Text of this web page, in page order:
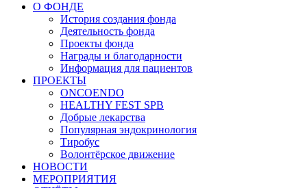
О ФОНДЕ
История создания фонда
Деятельность фонда
Проекты фонда
Награды и благодарности
Информация для пациентов
ПРОЕКТЫ
ONCOENDO
HEALTHY FEST SPB
Добрые лекарства
Популярная эндокринология
Тиробус
Волонтёрское движение
НОВОСТИ
МЕРОПРИЯТИЯ